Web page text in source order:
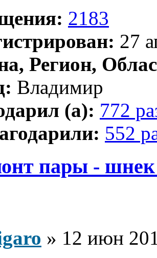
2183
27
Регион,
Владимир
(а): 772
552
пары - шнек
» 12 июн